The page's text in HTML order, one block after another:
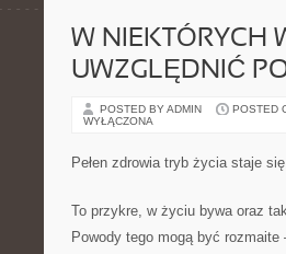
W NIEKTÓRYCH
UWZGLĘDNIĆ
POSTED BY ADMIN POSTED
WYŁĄCZONA
Pełen zdrowia tryb życia staje
To przykre, w życiu bywa oraz
Powody tego mogą być